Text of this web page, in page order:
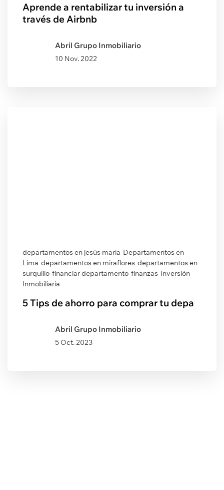
Aprende a rentabilizar tu inversión a
través de Airbnb
Abril Grupo Inmobiliario
10 Nov. 2022
departamentos en jesús maría Departamentos en
Lima departamentos en miraflores departamentos en
surquillo financiar departamento finanzas Inversión
Inmobiliaria
5 Tips de ahorro para comprar tu depa
Abril Grupo Inmobiliario
5 Oct. 2023